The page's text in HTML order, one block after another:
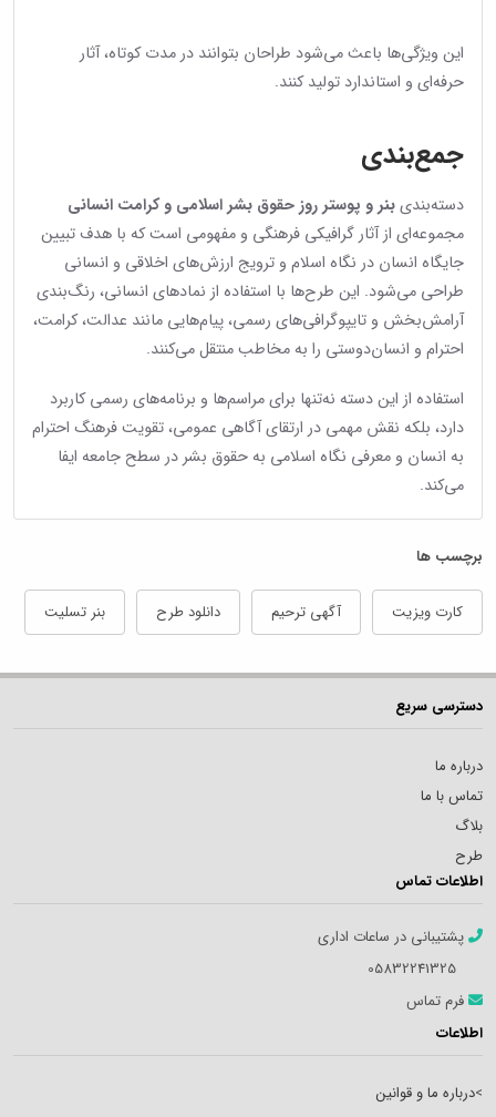
این ویژگی‌ها باعث می‌شود طراحان بتوانند در مدت کوتاه، آثار
حرفه‌ای و استاندارد تولید کنند.
جمع‌بندی
دسته‌بندیبنر و پوستر روز حقوق بشر اسلامی و کرامت انسانی
مجموعه‌ای از آثار گرافیکی فرهنگی و مفهومی است که با هدف تبیین
جایگاه انسان در نگاه اسلام و ترویج ارزش‌های اخلاقی و انسانی
طراحی می‌شود. این طرح‌ها با استفاده از نمادهای انسانی، رنگ‌بندی
آرامش‌بخش و تایپوگرافی‌های رسمی، پیام‌هایی مانند عدالت، کرامت،
احترام و انسان‌دوستی را به مخاطب منتقل می‌کنند.
استفاده از این دسته نه‌تنها برای مراسم‌ها و برنامه‌های رسمی کاربرد
دارد، بلکه نقش مهمی در ارتقای آگاهی عمومی، تقویت فرهنگ احترام
به انسان و معرفی نگاه اسلامی به حقوق بشر در سطح جامعه ایفا
می‌کند.
برچسب ها
کارت ویزیت آگهی ترحیم دانلود طرح بنر تسلیت
دسترسی سریع
درباره ما
تماس با ما
بلاگ
طرح
اطلاعات تماس
پشتیبانی در ساعات اداری
05832241325
فرم تماس
اطلاعات
>درباره ما و قوانین